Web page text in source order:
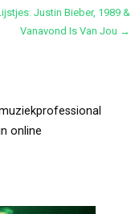
Justin Bieber, 1989 &
Vanavond Is Van Jou →
online